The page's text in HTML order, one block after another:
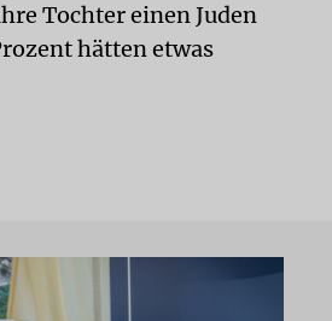
Tochter einen Juden
hätten etwas